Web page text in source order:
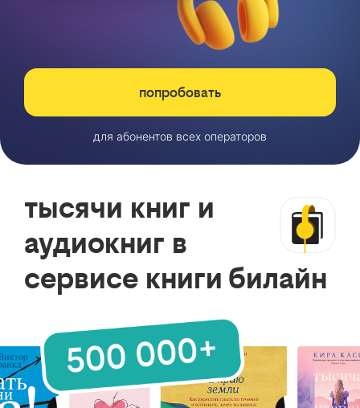
попробовать
для абонентов всех операторов
тысячи книг и
аудиокниг в
сервисе книги билайн